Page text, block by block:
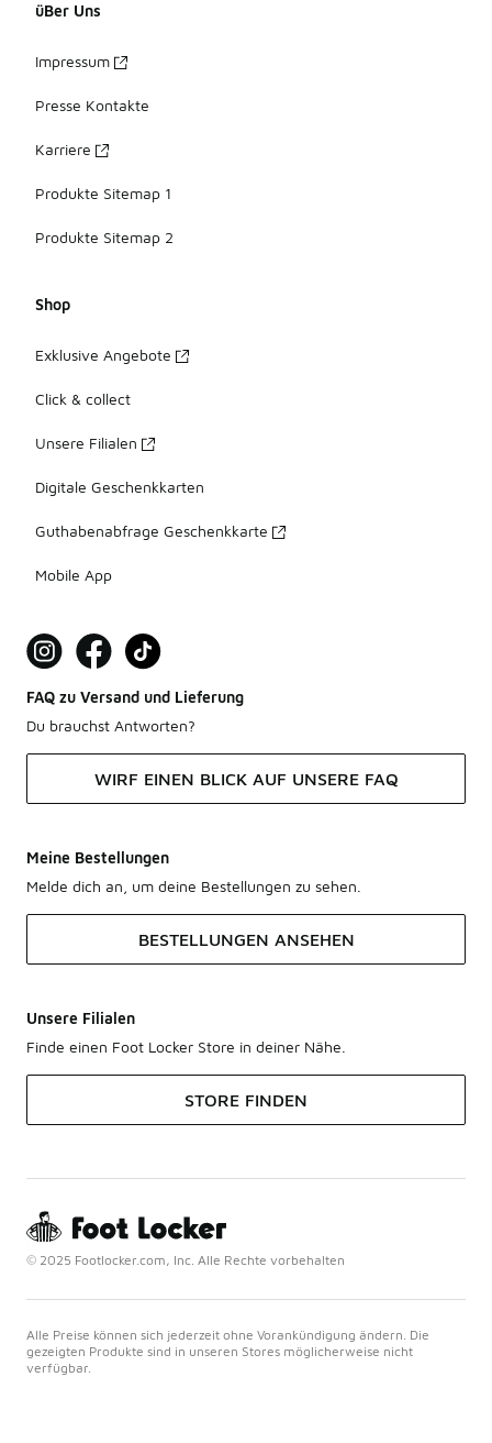
üBer Uns
Impressum
Presse Kontakte
Karriere
Produkte Sitemap 1
Produkte Sitemap 2
Shop
Exklusive Angebote
Click & collect
Unsere Filialen
Digitale Geschenkkarten
Guthabenabfrage Geschenkkarte
Mobile App
FAQ zu Versand und Lieferung
Du brauchst Antworten?
WIRF EINEN BLICK AUF UNSERE FAQ
Meine Bestellungen
Melde dich an, um deine Bestellungen zu sehen.
BESTELLUNGEN ANSEHEN
Unsere Filialen
Finde einen Foot Locker Store in deiner Nähe.
STORE FINDEN
© 2025 Footlocker.com, Inc. Alle Rechte vorbehalten
Alle Preise können sich jederzeit ohne Vorankündigung ändern. Die
gezeigten Produkte sind in unseren Stores möglicherweise nicht
verfügbar.